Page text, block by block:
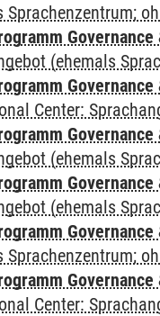
Sprachenzentrum;
(ehemals
Center:
(ehemals
(ehemals
Sprachenzentrum;
Center: